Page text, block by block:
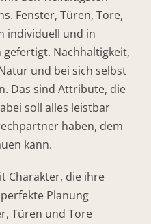
Fenster, Türen, Tore,
individuell und in
Nachhaltigkeit,
und bei sich selbst
Das sind Attribute, die
soll alles leistbar
haben, dem
kann.
Charakter, die ihre
Planung
Türen und Tore